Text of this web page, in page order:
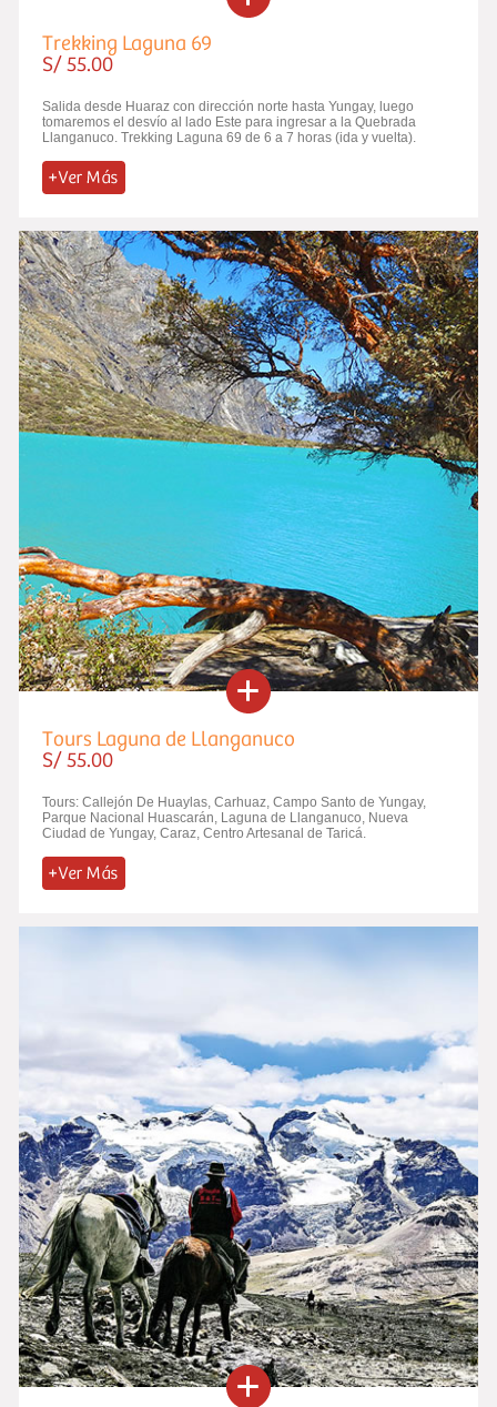
Trekking Laguna 69
S/ 55.00
Salida desde Huaraz con dirección norte hasta Yungay, luego
tomaremos el desvío al lado Este para ingresar a la Quebrada
Llanganuco. Trekking Laguna 69 de 6 a 7 horas (ida y vuelta).
Tours Laguna de Llanganuco
S/ 55.00
Tours: Callejón De Huaylas, Carhuaz, Campo Santo de Yungay,
Parque Nacional Huascarán, Laguna de Llanganuco, Nueva
Ciudad de Yungay, Caraz, Centro Artesanal de Taricá.